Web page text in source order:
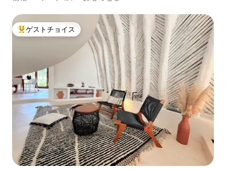
大好評のゲストチョイスです。
ゲストチョイス